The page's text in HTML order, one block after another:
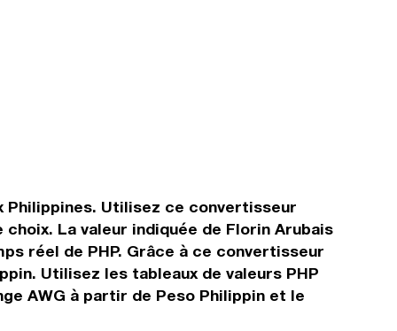
Philippines. Utilisez ce convertisseur
La valeur indiquée de Florin Arubais
réel de PHP. Grâce à ce convertisseur
Utilisez les tableaux de valeurs PHP
AWG à partir de Peso Philippin et le